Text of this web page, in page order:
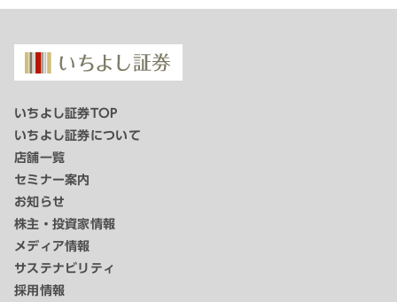
いちよし証券TOP
いちよし証券について
店舗一覧
セミナー案内
お知らせ
株主・投資家情報
メディア情報
サステナビリティ
採用情報